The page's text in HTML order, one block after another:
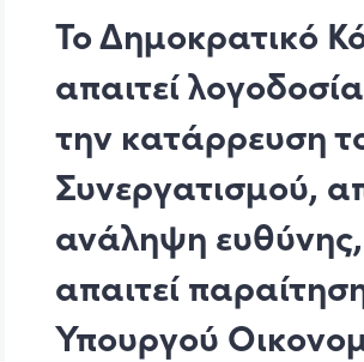
Το Δημοκρατικό
απαιτεί
την κατάρρευση
Συνεργατισμού,
ανάληψη ευθύνης,
απαιτεί
Υπουργού